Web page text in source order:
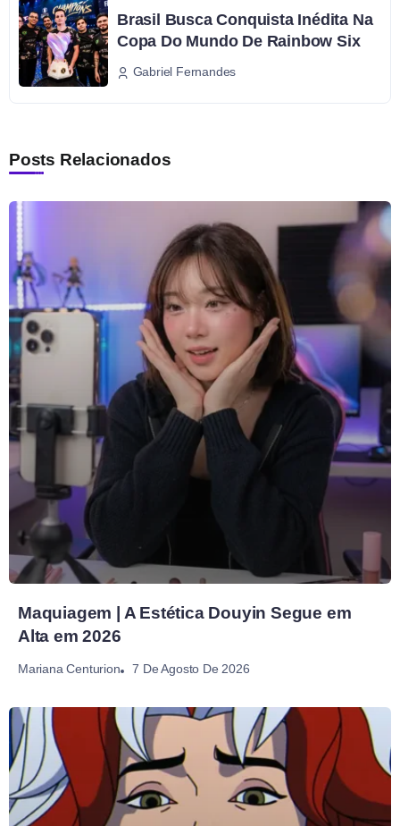
Brasil Busca Conquista Inédita Na
Copa Do Mundo De Rainbow Six
Gabriel Fernandes
Posts Relacionados
Maquiagem | A Estética Douyin Segue em
Alta em 2026
Mariana Centurion 7 De Agosto De 2026